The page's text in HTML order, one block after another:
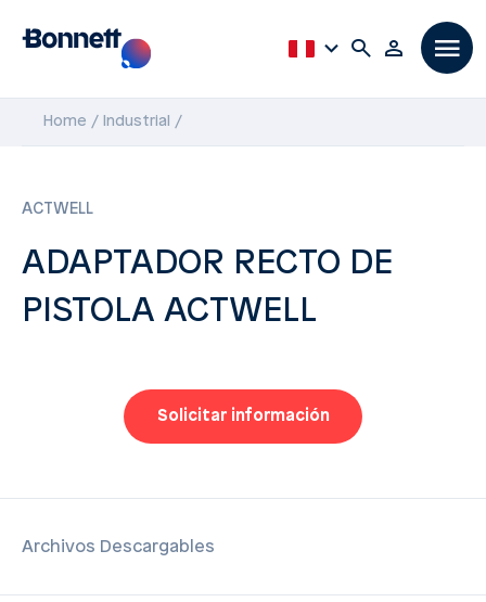
Home Industrial
ACTWELL
ADAPTADOR RECTO DE
PISTOLA ACTWELL
Solicitar información
Archivos Descargables